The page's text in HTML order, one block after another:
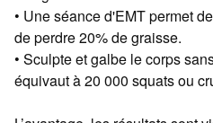
• Une séance d'EMT permet
de perdre 20% de graisse.
• Sculpte et galbe le corps
équivaut à 20 000 squats ou